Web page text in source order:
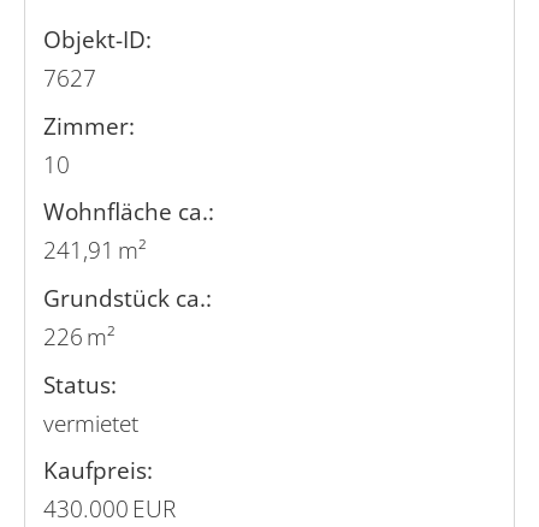
Objekt-ID:
7627
Zimmer:
10
Wohnfläche ca.:
241,91 m²
Grund­stück ca.:
226 m²
Status:
vermietet
Kaufpreis:
430.000 EUR